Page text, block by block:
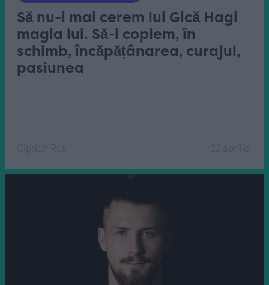
Să nu-i mai cerem lui Gică Hagi
magia lui. Să-i copiem, în
schimb, încăpățânarea, curajul,
pasiunea